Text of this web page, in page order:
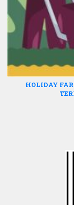
HOLIDAY